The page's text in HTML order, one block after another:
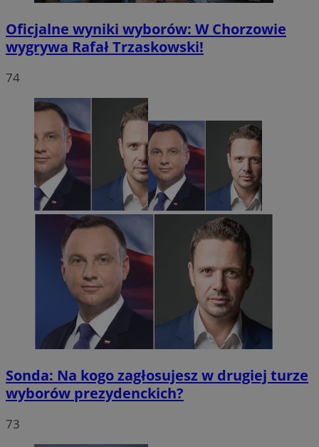
Oficjalne wyniki wyborów: W Chorzowie
wygrywa Rafał Trzaskowski!
74
Sonda: Na kogo zagłosujesz w drugiej turze
wyborów prezydenckich?
73